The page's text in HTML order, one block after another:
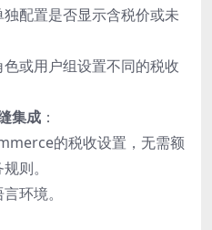
配置是否显示含税价或未
或用户组设置不同的税收
集成 ：
的税收设置，无需额
则。
环境。